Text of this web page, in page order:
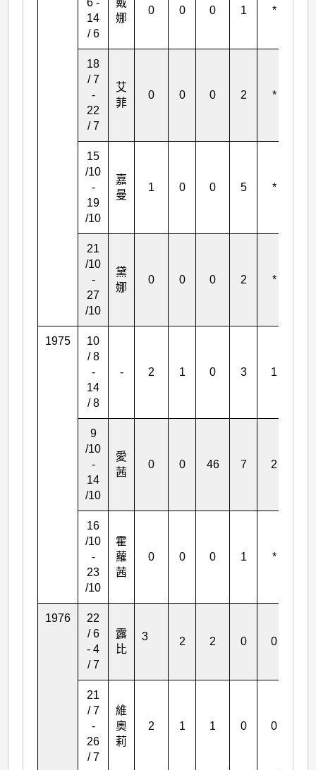
14
/ 6
娜
0 0 0 1 *
18
/ 7
-
22
/ 7
艾
菲
0 0 0 2 *
15
/10
-
19
/10
嘉
曼
1 0 0 5 *
21
/10
-
27
/10
黛
娜
0 0 0 2 *
1975
10
/ 8
-
14
/ 8
- 2 1 0 3 1
9
/10
-
14
/10
愛
茜
0 0 46 7 2
16
/10
-
23
/10
霍
蘿
茜
0 0 0 1 *
1976
22
/ 6
- 4
/ 7
露
比
3 2 2 0 0
21
/ 7
-
26
/ 7
維
奧
莉
2 1 1 0 0